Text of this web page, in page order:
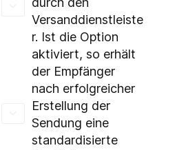
Versanddienstleiste
r. Ist die Option
aktiviert, so erhält
der Empfänger
nach erfolgreicher
Erstellung der
Sendung eine
standardisierte